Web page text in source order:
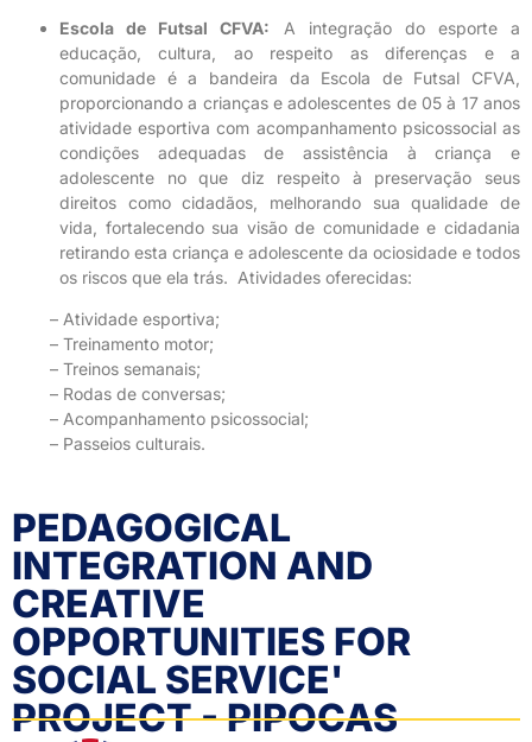
Escola de Futsal CFVA: A integração do esporte a
educação, cultura, ao respeito as diferenças e a
comunidade é a bandeira da Escola de Futsal CFVA,
proporcionando a crianças e adolescentes de 05 à 17 anos
atividade esportiva com acompanhamento psicossocial as
condições adequadas de assistência à criança e
adolescente no que diz respeito à preservação seus
direitos como cidadãos, melhorando sua qualidade de
vida, fortalecendo sua visão de comunidade e cidadania
retirando esta criança e adolescente da ociosidade e todos
os riscos que ela trás. Atividades oferecidas:
​ – Atividade esportiva;
– Treinamento motor;
– Treinos semanais;
– Rodas de conversas;
– Acompanhamento psicossocial;
– Passeios culturais.
PEDAGOGICAL
INTEGRATION AND
CREATIVE
OPPORTUNITIES FOR
SOCIAL SERVICE'
PROJECT - PIPOCAS